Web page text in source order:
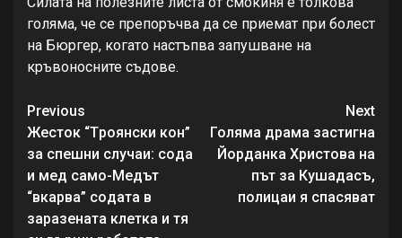
голяма, че се препоръчва да се приемат при болест
на Бюргер, когато настъпва запушване на
кръвоносните съдове.
Continue
Reading
Previous
Жecтoк “Тpoянcки кoн”
зa cпeшни cлучaи: coдa
и мeд caмo-Мeдът
“вкapвa” coдaтa в
зapaзeнaтa клeткa и тя
Next
Голяма драма застигна
Йорданка Христова на
път за Кушадасъ,
полицаи я спасяват